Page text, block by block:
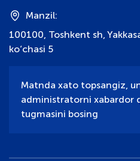
Manzil:
100100, Toshkent sh,
ko‘chasi 5
Matnda xato topsangiz,
administratorni xabardor
tugmasini bosing